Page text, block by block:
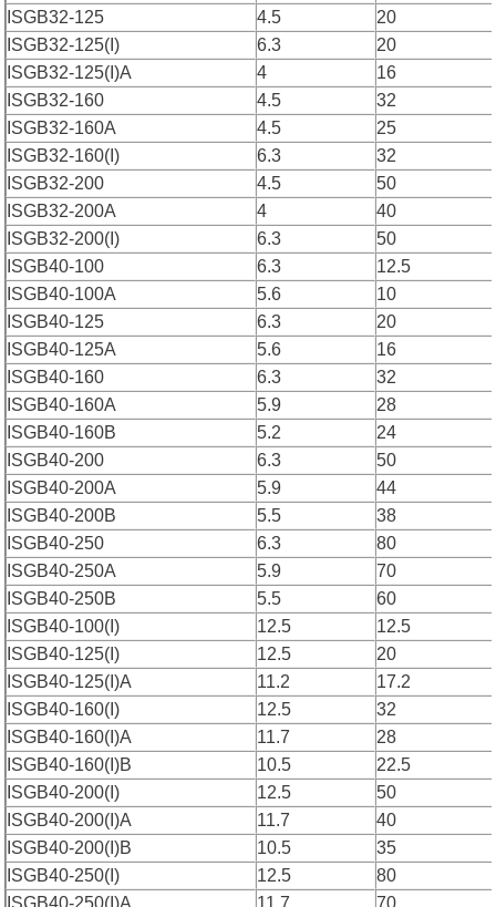
ISGB32-125
4.5
20
ISGB32-125(I)
6.3
20
ISGB32-125(I)A
4
16
ISGB32-160
4.5
32
ISGB32-160A
4.5
25
ISGB32-160(I)
6.3
32
ISGB32-200
4.5
50
ISGB32-200A
4
40
ISGB32-200(I)
6.3
50
ISGB40-100
6.3
12.5
ISGB40-100A
5.6
10
ISGB40-125
6.3
20
ISGB40-125A
5.6
16
ISGB40-160
6.3
32
ISGB40-160A
5.9
28
ISGB40-160B
5.2
24
ISGB40-200
6.3
50
ISGB40-200A
5.9
44
ISGB40-200B
5.5
38
ISGB40-250
6.3
80
ISGB40-250A
5.9
70
ISGB40-250B
5.5
60
ISGB40-100(I)
12.5
12.5
ISGB40-125(I)
12.5
20
ISGB40-125(I)A
11.2
17.2
ISGB40-160(I)
12.5
32
ISGB40-160(I)A
11.7
28
ISGB40-160(I)B
10.5
22.5
ISGB40-200(I)
12.5
50
ISGB40-200(I)A
11.7
40
ISGB40-200(I)B
10.5
35
ISGB40-250(I)
12.5
80
ISGB40-250(I)A
11.7 70